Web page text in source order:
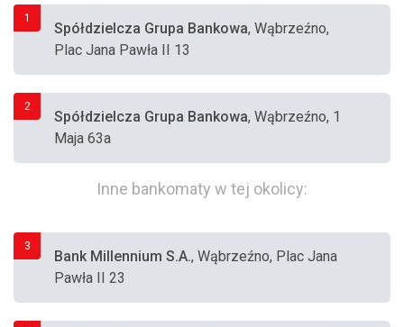
1
Spółdzielcza Grupa Bankowa, Wąbrzeźno,
Plac Jana Pawła II 13
2
Spółdzielcza Grupa Bankowa, Wąbrzeźno, 1
Maja 63a
Inne bankomaty w tej okolicy:
3
Bank Millennium S.A., Wąbrzeźno, Plac Jana
Pawła II 23